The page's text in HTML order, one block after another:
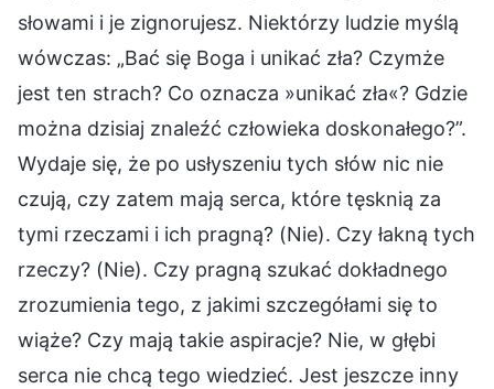
słowami i je zignorujesz. Niektórzy ludzie myślą
wówczas: „Bać się Boga i unikać zła? Czymże
jest ten strach? Co oznacza »unikać zła«? Gdzie
można dzisiaj znaleźć człowieka doskonałego?”.
Wydaje się, że po usłyszeniu tych słów nic nie
czują, czy zatem mają serca, które tęsknią za
tymi rzeczami i ich pragną? (Nie). Czy łakną tych
rzeczy? (Nie). Czy pragną szukać dokładnego
zrozumienia tego, z jakimi szczegółami się to
wiąże? Czy mają takie aspiracje? Nie, w głębi
serca nie chcą tego wiedzieć. Jest jeszcze inny